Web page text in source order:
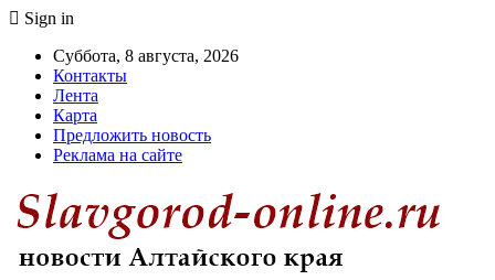
Sign in
Суббота, 8 августа, 2026
Контакты
Лента
Карта
Предложить новость
Реклама на сайте